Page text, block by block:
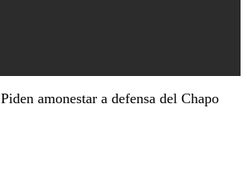
Piden amonestar a defensa del Chapo